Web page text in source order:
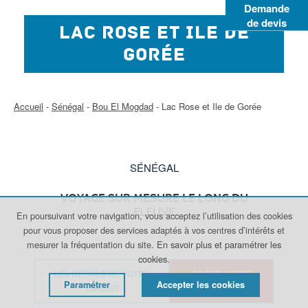
Demande
de devis
LAC ROSE ET ILE DE
GORÉE
Accueil - Sénégal - Bou El Mogdad - Lac Rose et Ile de Gorée
SÉNÉGAL
VOYAGE SUR MESURE LE LONG DU
FLEUVE
LES DÉTAILS DE VOTRE
CIRCUIT
CRÉER VOTRE
VOYAGE
En poursuivant votre navigation, vous acceptez l’utilisation des cookies
pour vous proposer des services adaptés à vos centres d’intérêts et
mesurer la fréquentation du site. En savoir plus et paramétrer les
cookies.
Paramétrer Accepter les cookies